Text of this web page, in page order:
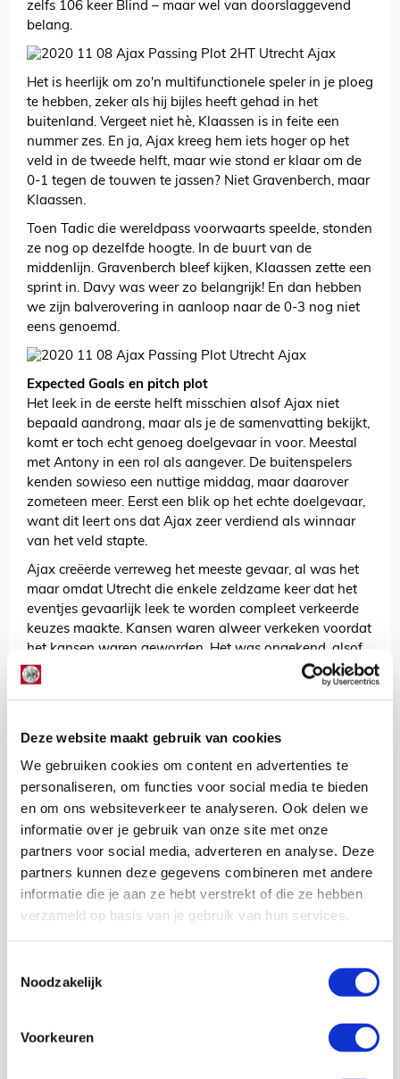
Deze website maakt gebruik van cookies
We gebruiken cookies om content en advertenties te
personaliseren, om functies voor social media te bieden
en om ons websiteverkeer te analyseren. Ook delen we
informatie over je gebruik van onze site met onze
partners voor social media, adverteren en analyse. Deze
partners kunnen deze gegevens combineren met andere
informatie die je aan ze hebt verstrekt of die ze hebben
verzameld op basis van je gebruik van hun services.
Noodzakelijk
Voorkeuren
zelfs 106 keer Blind – maar wel van doorslaggevend
belang.
Het is heerlijk om zo'n multifunctionele speler in je ploeg
te hebben, zeker als hij bijles heeft gehad in het
buitenland. Vergeet niet hè, Klaassen is in feite een
nummer zes. En ja, Ajax kreeg hem iets hoger op het
veld in de tweede helft, maar wie stond er klaar om de
0-1 tegen de touwen te jassen? Niet Gravenberch, maar
Klaassen.
Toen Tadic die wereldpass voorwaarts speelde, stonden
ze nog op dezelfde hoogte. In de buurt van de
middenlijn. Gravenberch bleef kijken, Klaassen zette een
sprint in. Davy was weer zo belangrijk! En dan hebben
we zijn balverovering in aanloop naar de 0-3 nog niet
eens genoemd.
Expected Goals en pitch plot
Het leek in de eerste helft misschien alsof Ajax niet
bepaald aandrong, maar als je de samenvatting bekijkt,
komt er toch echt genoeg doelgevaar in voor. Meestal
met Antony in een rol als aangever. De buitenspelers
kenden sowieso een nuttige middag, maar daarover
zometeen meer. Eerst een blik op het echte doelgevaar,
want dit leert ons dat Ajax zeer verdiend als winnaar
van het veld stapte.
Ajax creëerde verreweg het meeste gevaar, al was het
maar omdat Utrecht die enkele zeldzame keer dat het
eventjes gevaarlijk leek te worden compleet verkeerde
keuzes maakte. Kansen waren alweer verkeken voordat
het kansen waren geworden. Het was ongekend, alsof
je niet wilt scoren. Vier schamele stipjes in het pitch plot
vertellen genoeg. Het hadden er meer kunnen zijn...
De Ajacieden worden geroemd om hun productiviteit,
maar hadden toch enkele goede kansen nodig voordat
de bal tegen de touwen werd gejast. Labyad, Mazraoui,
Tadic waren kansrijk en Traoré stond een keertje klaar
om binnen te tikken, maar er werd niet gescoord. Dit
gebeurde pas in de tweede helft.
Een totale score van 2,27 Expected Goal valt wat tegen,
zeker gezien het aandeel van de penalty, maar als je de
wedstrijd hebt gezien, kon het haast niet anders of Ajax
Er werd dus gescoord. Tot drie keer toe! Kun jij een
gemene deler ontdekken rondom de treffers? Wij wel.